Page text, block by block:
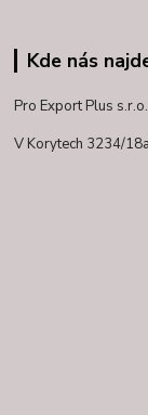
Kde nás
Pro Export Plus s.r.o.
V Korytech 3234/